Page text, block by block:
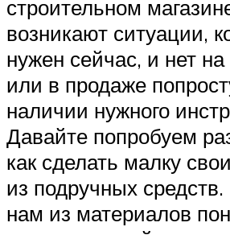
строительном
возникают ситуации,
нужен сейчас, и нет
или в продаже
наличии нужного
Давайте попробуем
как сделать малку
из подручных
нам из материалов